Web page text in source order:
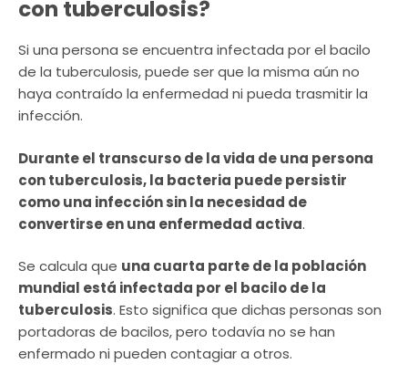
con tuberculosis?
Si una persona se encuentra infectada por el bacilo
de la tuberculosis, puede ser que la misma aún no
haya contraído la enfermedad ni pueda trasmitir la
infección.
Durante el transcurso de la vida de una persona
con tuberculosis, la bacteria puede persistir
como una infección sin la necesidad de
convertirse en una enfermedad activa.
Se calcula que una cuarta parte de la población
mundial está infectada por el bacilo de la
tuberculosis. Esto significa que dichas personas son
portadoras de bacilos, pero todavía no se han
enfermado ni pueden contagiar a otros.